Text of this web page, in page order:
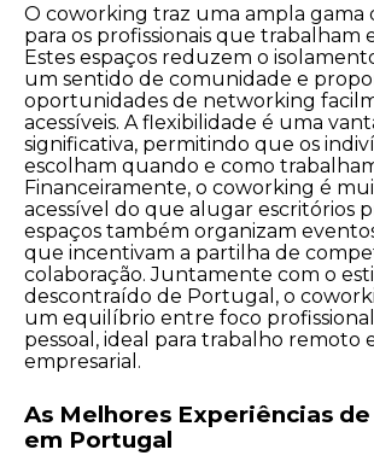
O coworking traz uma ampla gama
para os profissionais que trabalham
Estes espaços reduzem o
um sentido de comunidade e
oportunidades de networking
acessíveis. A flexibilidade é uma
significativa, permitindo que os
escolham quando e como
Financeiramente, o coworking é
acessível do que alugar escritórios
espaços também organizam
que incentivam a partilha de
colaboração. Juntamente com o
descontraído de Portugal, o
um equilíbrio entre foco
pessoal, ideal para trabalho remoto
empresarial.
As Melhores Experiências
em Portugal